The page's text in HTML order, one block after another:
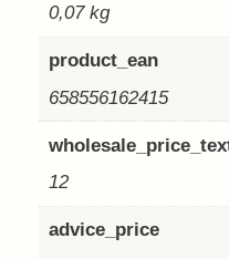
0,07 kg
product_ean
658556162415
12
advice_price